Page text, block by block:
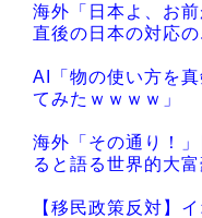
海外「日本よ、お
直後の日本の対応の
AI「物の使い方を
てみたｗｗｗｗ」
海外「その通り！
ると語る世界的大
【移民政策反対】